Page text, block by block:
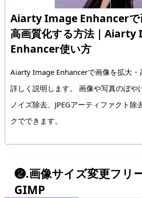
Aiarty Image Enhancerで
高画質化する方法｜Aiarty
Enhancer使い方
Aiarty Image Enhancerで画像を拡大・
詳しく説明します。 画像や写真のぼや
ノイズ除去、JPEGアーティファクト除
クでできます。
❷.画像サイズ変更フリ
GIMP